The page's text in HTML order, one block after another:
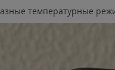
температурные